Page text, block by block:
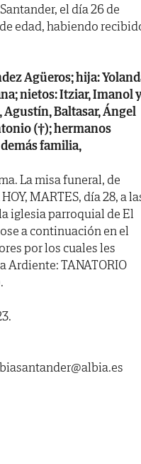
el día 26 de
edad, habiendo
Agüeros; hija:
nietos: Itziar, Imanol
Baltasar, Ángel
(†); hermanos
familia,
La misa funeral, de
MARTES, día 28, a
iglesia parroquial de El
a continuación en el
por los cuales les
Ardiente: TANATORIO